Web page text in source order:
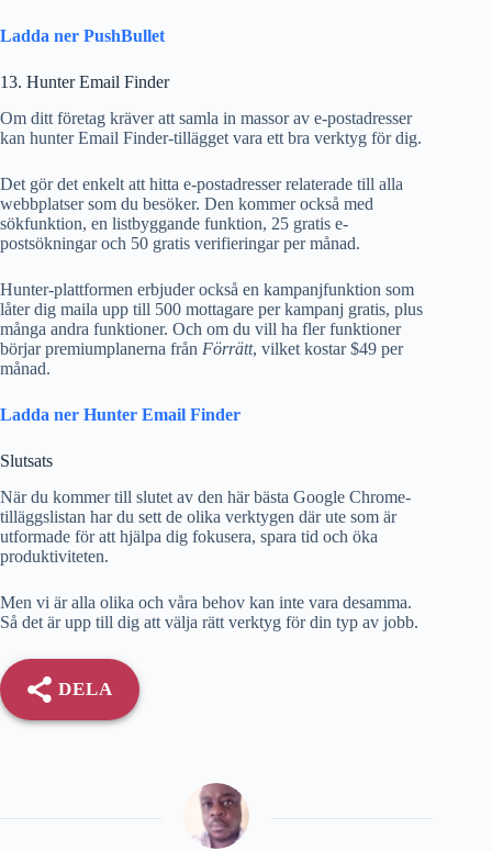
Ladda ner PushBullet
13. Hunter Email Finder
Om ditt företag kräver att samla in massor av e-postadresser
kan hunter Email Finder-tillägget vara ett bra verktyg för dig.
Det gör det enkelt att hitta e-postadresser relaterade till alla
webbplatser som du besöker. Den kommer också med
sökfunktion, en listbyggande funktion, 25 gratis e-
postsökningar och 50 gratis verifieringar per månad.
Hunter-plattformen erbjuder också en kampanjfunktion som
låter dig maila upp till 500 mottagare per kampanj gratis, plus
många andra funktioner. Och om du vill ha fler funktioner
börjar premiumplanerna från Förrätt, vilket kostar $49 per
månad.
Ladda ner Hunter Email Finder
Slutsats
När du kommer till slutet av den här bästa Google Chrome-
tilläggslistan har du sett de olika verktygen där ute som är
utformade för att hjälpa dig fokusera, spara tid och öka
produktiviteten.
Men vi är alla olika och våra behov kan inte vara desamma.
Så det är upp till dig att välja rätt verktyg för din typ av jobb.
DELA